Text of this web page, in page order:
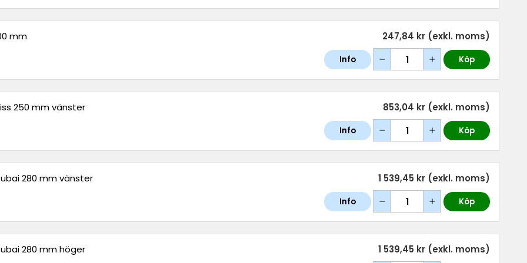
mm 247,84 kr (exkl. moms)
Info Köp
250 mm vänster 853,04 kr (exkl. moms)
Info Köp
280 mm vänster 1 539,45 kr (exkl. moms)
Info Köp
280 mm höger 1 539,45 kr (exkl. moms)